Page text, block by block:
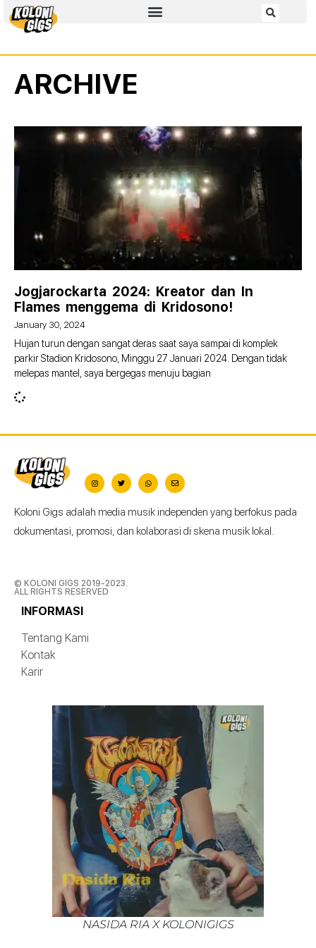
ARCHIVE
Jogjarockarta 2024: Kreator dan In
Flames menggema di Kridosono!
January 30, 2024
Hujan turun dengan sangat deras saat saya sampai di komplek
parkir Stadion Kridosono, Minggu 27 Januari 2024. Dengan tidak
melepas mantel, saya bergegas menuju bagian
Koloni Gigs adalah media musik independen yang berfokus pada
dokumentasi, promosi, dan kolaborasi di skena musik lokal.
© KOLONI GIGS 2019-2023.
ALL RIGHTS RESERVED
INFORMASI
Tentang Kami
Kontak
Karir
NASIDA RIA X KOLONIGIGS